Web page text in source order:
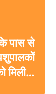
पास से
मिली